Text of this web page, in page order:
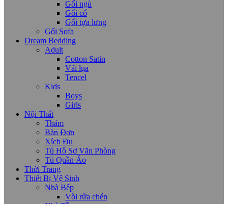
Gối ngủ
Gối cổ
Gối tựa lưng
Gối Sofa
Dream Bedding
Adult
Cotton Satin
Vải lụa
Tencel
Kids
Boys
Girls
Nội Thất
Thảm
Bàn Đơn
Xích Đu
Tủ Hồ Sơ Văn Phòng
Tủ Quần Áo
Thời Trang
Thiết Bị Vệ Sinh
Nhà Bếp
Vòi rửa chén